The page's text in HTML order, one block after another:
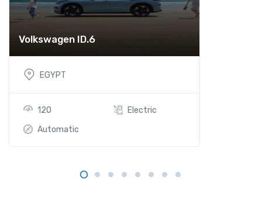
Volkswagen ID.6
EGYPT
120
Electric
Automatic
WhatsApp